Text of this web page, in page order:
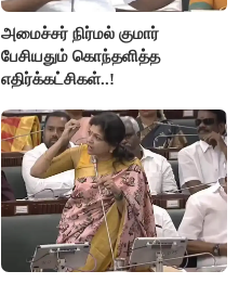
அமைச்சர் நிர்மல் குமார்
பேசியதும் கொந்தளித்த
எதிர்க்கட்சிகள்..!